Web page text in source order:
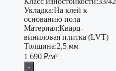
Укладка:На клей к
основанию пола
Материал:Кварц-
виниловая плитка (LVT)
Толщина:2,5 мм
1 690 ₽/м²
-